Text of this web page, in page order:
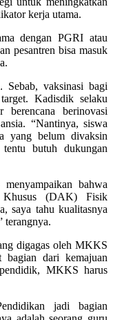
kerja utama.
dengan PGRI atau
pesantren bisa masuk
Sebab, vaksinasi bagi
Kadisdik selaku
berencana berinovasi
“Nantinya, siswa
yang belum divaksin
butuh dukungan
bahwa
Khusus (DAK) Fisik
saya tahu kualitasnya
terangnya.
digagas oleh MKKS
bagian dari kemajuan
MKKS harus
jadi bagian